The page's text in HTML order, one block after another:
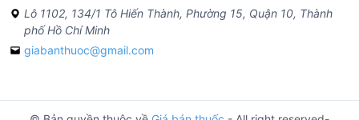
Lô 1102, 134/1 Tô Hiến Thành, Phường 15, Quận 10, Thành
phố Hồ Chí Minh
giabanthuoc@gmail.com